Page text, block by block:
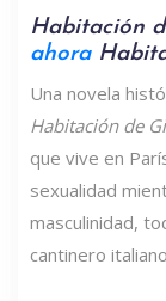
Habitación
ahora
Una novela
Habitación de
que vive en
sexualidad
masculinidad,
cantinero